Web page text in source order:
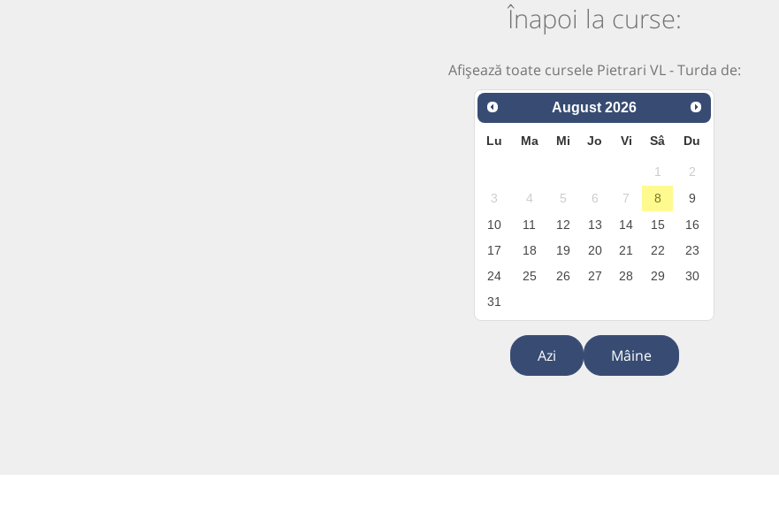
Înapoi la curse:
Afișează toate cursele Pietrari VL - Turda de:
August 2026
Lu Ma Mi Jo Vi Sâ Du
1
2
3
4 5 6 7 8
9
10
11 12 13 14 15
16
17
18 19 20 21 22
23
24
25 26 27 28 29
30
31
Azi Mâine